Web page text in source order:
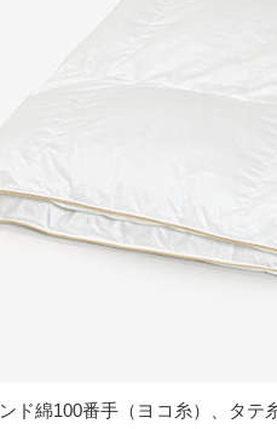
ド綿100番手（ヨコ糸）、タ